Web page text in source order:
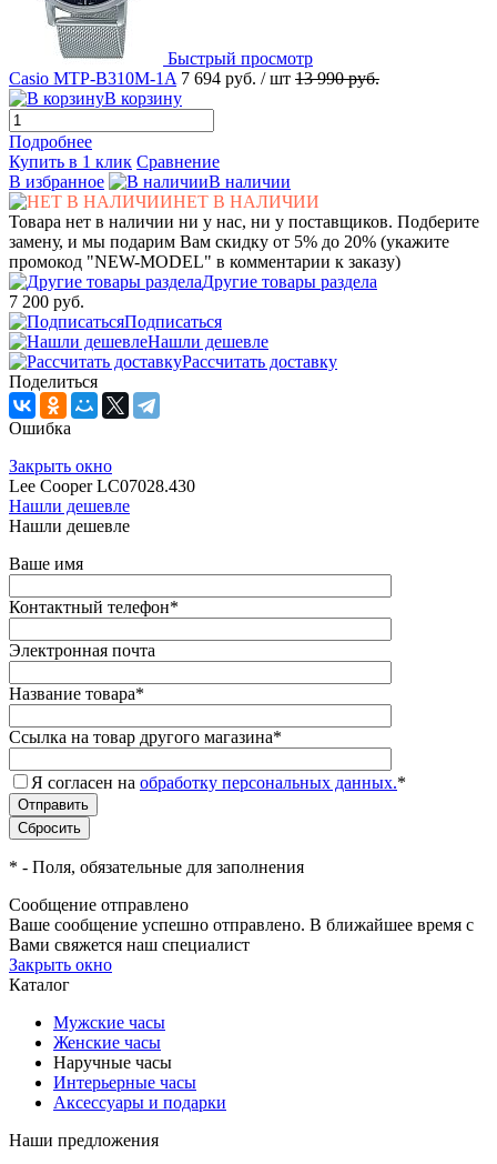
Быстрый просмотр
Casio MTP-B310M-1A 7 694 руб. / шт 13 990 руб.
В корзину
Подробнее
Купить в 1 клик Сравнение
В избранное
В наличии
НЕТ В НАЛИЧИИ
Товара нет в наличии ни у нас, ни у поставщиков. Подберите
замену, и мы подарим Вам скидку от 5% до 20% (укажите
промокод "NEW-MODEL" в комментарии к заказу)
Другие товары раздела
7 200 руб.
Подписаться
Нашли дешевле
Рассчитать доставку
Поделиться
Ошибка
Закрыть окно
Lee Cooper LC07028.430
Нашли дешевле
Нашли дешевле
Ваше имя
Контактный телефон*
Электронная почта
Название товара*
Ссылка на товар другого магазина*
Я согласен на обработку персональных данных.*
* - Поля, обязательные для заполнения
Сообщение отправлено
Ваше сообщение успешно отправлено. В ближайшее время с
Вами свяжется наш специалист
Закрыть окно
Каталог
Мужские часы
Женские часы
Наручные часы
Интерьерные часы
Аксессуары и подарки
Наши предложения